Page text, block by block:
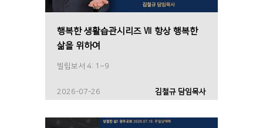
행복한 생활습관시리즈 Ⅶ 항상 행복한
삶을 위하여
빌립보서 4: 1~9
2026-07-26 김철규 담임목사